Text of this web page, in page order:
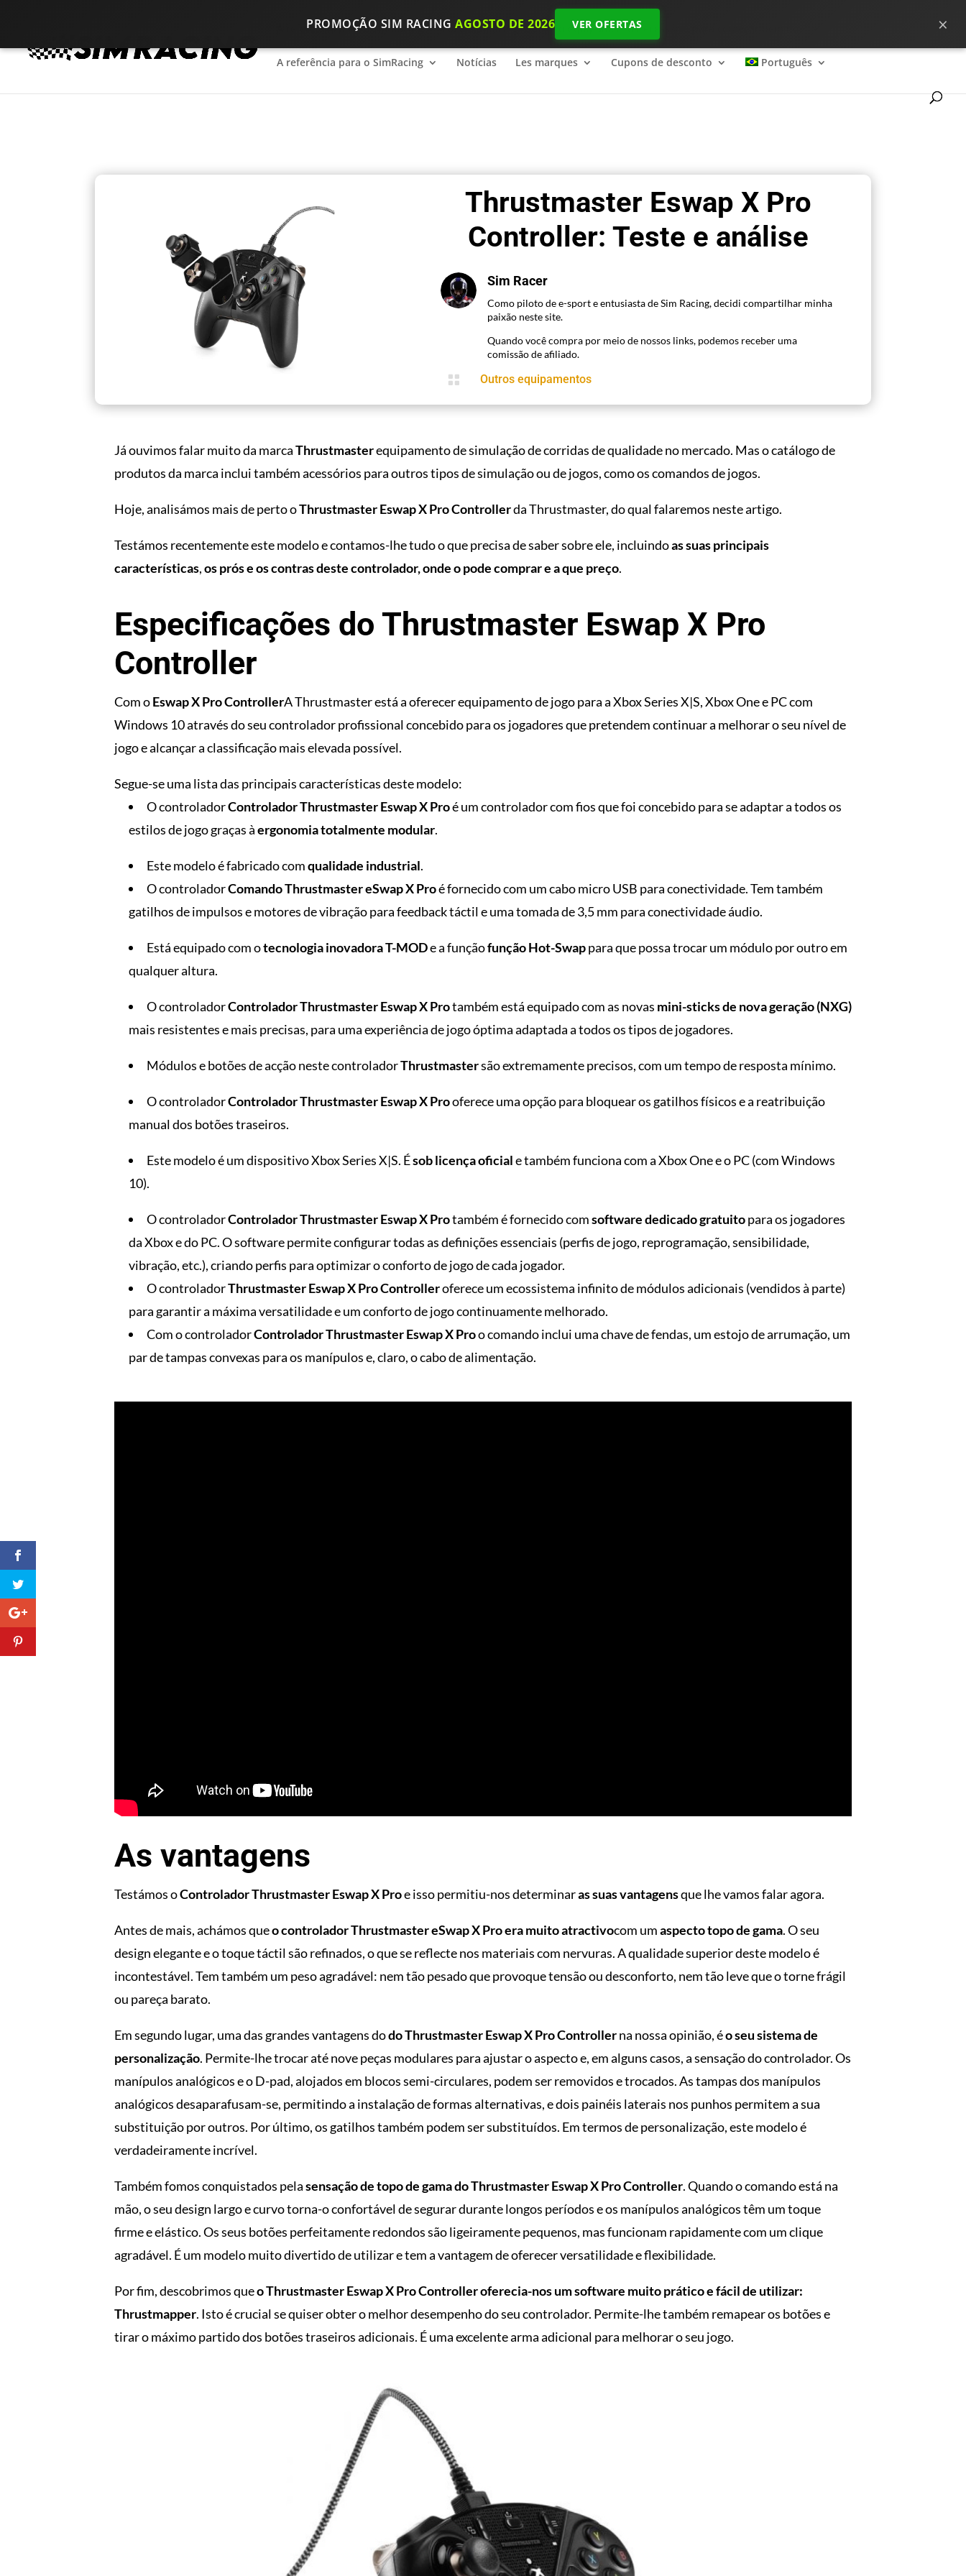
PROMOÇÃO SIM RACINGAGOSTO DE 2026 VER OFERTAS ×
A referência para o SimRacing 2026 SimRacing: Qual é o equipamento necessário para começar bem no ?
A referência para o SimRacing Notícias Les marques Cupons de desconto Português
Thrustmaster Eswap X Pro
Controller: Teste e análise
Sim Racer
Como piloto de e-sport e entusiasta de Sim Racing, decidi compartilhar minha
paixão neste site.
Quando você compra por meio de nossos links, podemos receber uma
comissão de afiliado.
 Outros equipamentos
Já ouvimos falar muito da marcaThrustmasterequipamento de simulação de corridas de qualidade no mercado. Mas o catálogo de
produtos da marca inclui também acessórios para outros tipos de simulação ou de jogos, como os comandos de jogos.
Hoje, analisámos mais de perto oThrustmaster Eswap X Pro Controllerda Thrustmaster, do qual falaremos neste artigo.
Testámos recentemente este modelo e contamos-lhe tudo o que precisa de saber sobre ele, incluindoas suas principais
características,os prós e os contras deste controlador, onde o pode comprar e a que preço.
Especificações do Thrustmaster Eswap X Pro
Controller
Com oEswap X Pro ControllerA Thrustmaster está a oferecer equipamento de jogo para a Xbox Series X|S, Xbox One e PC com
Windows 10 através do seu controlador profissional concebido para os jogadores que pretendem continuar a melhorar o seu nível de
jogo e alcançar a classificação mais elevada possível.
Segue-se uma lista das principais características deste modelo:
O controladorControlador Thrustmaster Eswap X Proé um controlador com fios que foi concebido para se adaptar a todos os
estilos de jogo graças àergonomia totalmente modular.
Este modelo é fabricado comqualidade industrial.
O controladorComando Thrustmaster eSwap X Proé fornecido com um cabo micro USB para conectividade. Tem também
gatilhos de impulsos e motores de vibração para feedback táctil e uma tomada de 3,5 mm para conectividade áudio.
Está equipado com otecnologia inovadora T-MODe a funçãofunção Hot-Swappara que possa trocar um módulo por outro em
qualquer altura.
O controladorControlador Thrustmaster Eswap X Protambém está equipado com as novas mini-sticks de nova geração (NXG)
mais resistentes e mais precisas, para uma experiência de jogo óptima adaptada a todos os tipos de jogadores.
Módulos e botões de acção neste controladorThrustmastersão extremamente precisos, com um tempo de resposta mínimo.
O controladorControlador Thrustmaster Eswap X Prooferece uma opção para bloquear os gatilhos físicos e a reatribuição
manual dos botões traseiros.
Este modelo é um dispositivo Xbox Series X|S. Ésob licença oficiale também funciona com a Xbox One e o PC (com Windows
10).
O controladorControlador Thrustmaster Eswap X Protambém é fornecido comsoftware dedicado gratuitopara os jogadores
da Xbox e do PC. O software permite configurar todas as definições essenciais (perfis de jogo, reprogramação, sensibilidade,
vibração, etc.), criando perfis para optimizar o conforto de jogo de cada jogador.
O controladorThrustmaster Eswap X Pro Controlleroferece um ecossistema infinito de módulos adicionais (vendidos à parte)
para garantir a máxima versatilidade e um conforto de jogo continuamente melhorado.
Com o controladorControlador Thrustmaster Eswap X Proo comando inclui uma chave de fendas, um estojo de arrumação, um
par de tampas convexas para os manípulos e, claro, o cabo de alimentação.
As vantagens
Testámos oControlador Thrustmaster Eswap X Proe isso permitiu-nos determinaras suas vantagensque lhe vamos falar agora.
Antes de mais, achámos queo controlador Thrustmaster eSwap X Pro era muito atractivocom umaspecto topo de gama. O seu
design elegante e o toque táctil são refinados, o que se reflecte nos materiais com nervuras. A qualidade superior deste modelo é
incontestável. Tem também um peso agradável: nem tão pesado que provoque tensão ou desconforto, nem tão leve que o torne frágil
ou pareça barato.
Em segundo lugar, uma das grandes vantagens dodo Thrustmaster Eswap X Pro Controllerna nossa opinião, éo seu sistema de
personalização. Permite-lhe trocar até nove peças modulares para ajustar o aspecto e, em alguns casos, a sensação do controlador. Os
manípulos analógicos e o D-pad, alojados em blocos semi-circulares, podem ser removidos e trocados. As tampas dos manípulos
analógicos desaparafusam-se, permitindo a instalação de formas alternativas, e dois painéis laterais nos punhos permitem a sua
substituição por outros. Por último, os gatilhos também podem ser substituídos. Em termos de personalização, este modelo é
verdadeiramente incrível.
Também fomos conquistados pelasensação de topo de gama do Thrustmaster Eswap X Pro Controller. Quando o comando está na
mão, o seu design largo e curvo torna-o confortável de segurar durante longos períodos e os manípulos analógicos têm um toque
firme e elástico. Os seus botões perfeitamente redondos são ligeiramente pequenos, mas funcionam rapidamente com um clique
agradável. É um modelo muito divertido de utilizar e tem a vantagem de oferecer versatilidade e flexibilidade.
Por fim, descobrimos queo Thrustmaster Eswap X Pro Controller oferecia-nos um software muito prático e fácil de utilizar:
Thrustmapper. Isto é crucial se quiser obter o melhor desempenho do seu controlador. Permite-lhe também remapear os botões e
tirar o máximo partido dos botões traseiros adicionais. É uma excelente arma adicional para melhorar o seu jogo.